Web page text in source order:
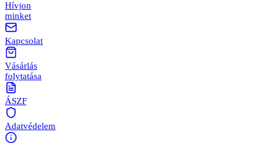
Hívjon
minket
Kapcsolat
Vásárlás
folytatása
ÁSZF
Adatvédelem